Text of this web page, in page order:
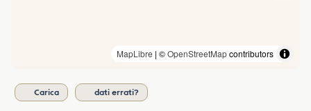
MapLibre | ©OpenStreetMapcontributors
Carica dati errati?